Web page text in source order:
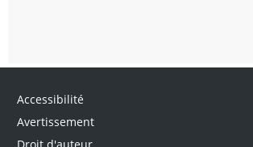
Accessibilité
Avertissement